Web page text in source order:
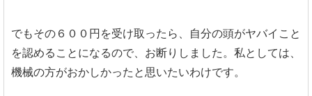
でもその６００円を受け取ったら、自分の頭がヤバイこと
を認めることになるので、お断りしました。私としては、
機械の方がおかしかったと思いたいわけです。